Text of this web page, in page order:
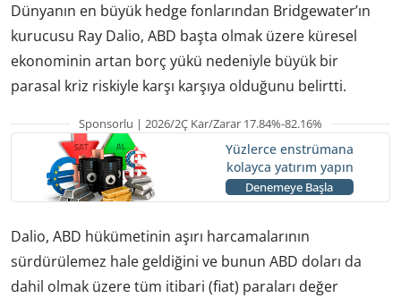
Dünyanın en büyük hedge fonlarından Bridgewater’ın
kurucusu Ray Dalio, ABD başta olmak üzere küresel
ekonominin artan borç yükü nedeniyle büyük bir
parasal kriz riskiyle karşı karşıya olduğunu belirtti.
Sponsorlu | 2026/2Ç Kar/Zarar 17.84%-82.16%
Yüzlerce enstrümana
kolayca yatırım yapın
Denemeye Başla
Dalio, ABD hükümetinin aşırı harcamalarının
sürdürülemez hale geldiğini ve bunun ABD doları da
dahil olmak üzere tüm itibari (fiat) paraları değer